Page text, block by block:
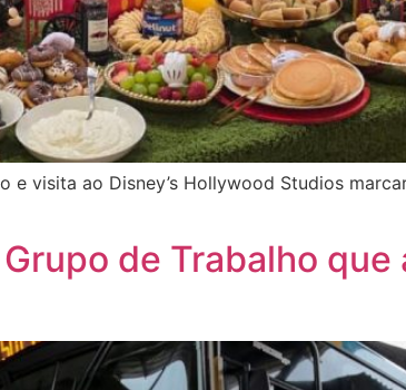
visita ao Disney’s Hollywood Studios
de Trabalho